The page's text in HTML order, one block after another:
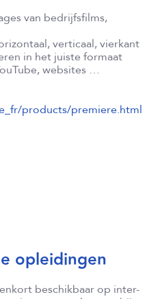
van bedrijfsfilms,
verticaal, vierkant
in het juiste formaat
websites …
products/premiere.html
opleidingen
beschikbaar op inter-